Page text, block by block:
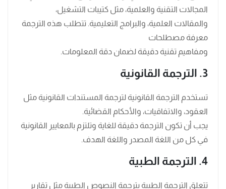
المجالات التقنية والعلمية، مثل كتيبات التشغيل،
والمقالات العلمية، والبرامج التعليمية. تتطلب هذه الترجمة
معرفة مصطلحات
ومفاهيم تقنية دقيقة لضمان دقة المعلومات.
3. الترجمة القانونية
تستخدم الترجمة القانونية لترجمة المستندات القانونية مثل
العقود، والاتفاقيات، والأحكام القضائية.
يجب أن تكون الترجمة دقيقة للغاية وتلتزم بالمعايير القانونية
في كل من اللغة المصدر واللغة الهدف.
4. الترجمة الطبية
تتعلق الترجمة الطبية بترجمة النصوص الطبية مثل تقارير